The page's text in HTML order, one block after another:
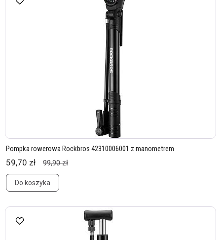
Pompka rowerowa Rockbros 42310006001 z manometrem
59,70 zł 99,90 zł
Do koszyka